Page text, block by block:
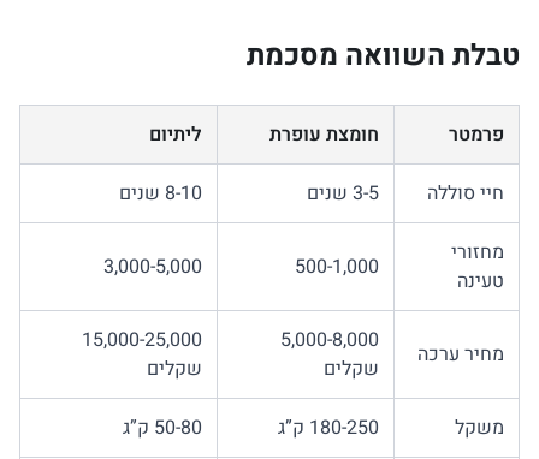
טבלת השוואה מסכמת
פרמטר חומצת עופרת ליתיום
חיי סוללה 3-5 שנים 8-10 שנים
מחזורי
טעינה
500-1,000
3,000-5,000
מחיר ערכה
5,000-8,000
שקלים
15,000-25,000
שקלים
משקל 180-250 ק”ג 50-80 ק”ג